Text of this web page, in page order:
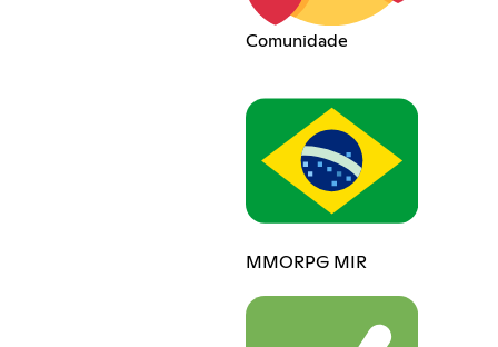
Comunidade
MMORPG MIR